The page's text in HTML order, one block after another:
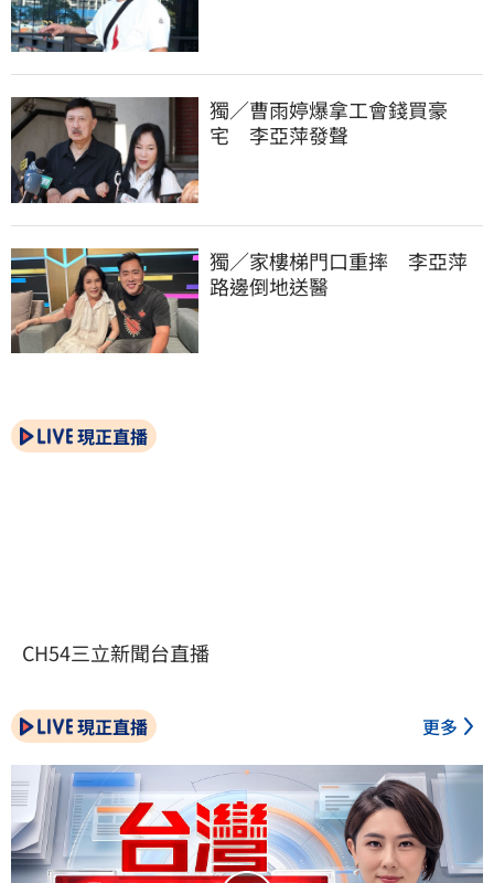
獨／曹雨婷爆拿工會錢買豪
宅　李亞萍發聲
獨／家樓梯門口重摔　李亞萍
路邊倒地送醫
現正直播
CH54三立新聞台直播
現正直播 更多